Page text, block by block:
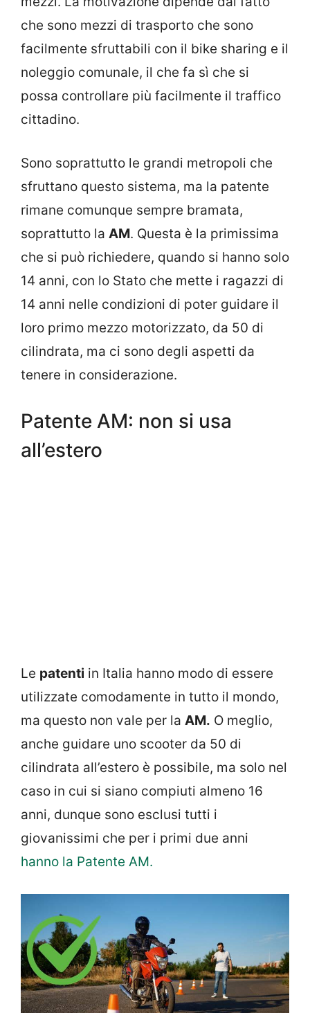
che sono mezzi di trasporto che sono
facilmente sfruttabili con il bike sharing e il
noleggio comunale, il che fa sì che si
possa controllare più facilmente il traffico
cittadino.
Sono soprattutto le grandi metropoli che
sfruttano questo sistema, ma la patente
rimane comunque sempre bramata,
soprattutto la AM. Questa è la primissima
che si può richiedere, quando si hanno solo
14 anni, con lo Stato che mette i ragazzi di
14 anni nelle condizioni di poter guidare il
loro primo mezzo motorizzato, da 50 di
cilindrata, ma ci sono degli aspetti da
tenere in considerazione.
Patente AM: non si usa
all’estero
Le patenti in Italia hanno modo di essere
utilizzate comodamente in tutto il mondo,
ma questo non vale per la AM. O meglio,
anche guidare uno scooter da 50 di
cilindrata all’estero è possibile, ma solo nel
caso in cui si siano compiuti almeno 16
anni, dunque sono esclusi tutti i
giovanissimi che per i primi due anni
hanno la Patente AM.